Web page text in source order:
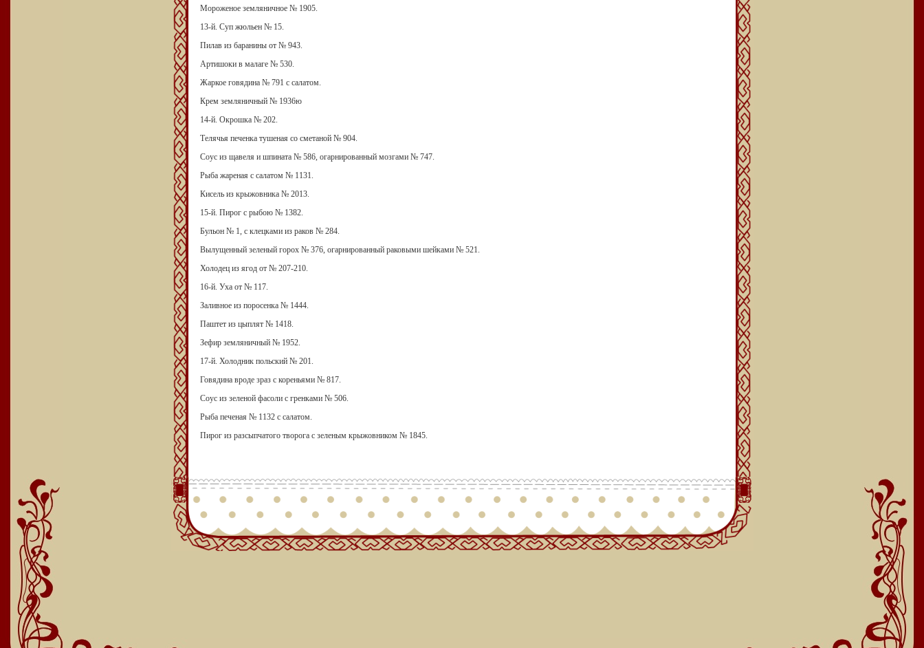
Мороженое земляничное № 1905.
13-й. Суп жюльен № 15.
Пилав из баранины от № 943.
Артишоки в малаге № 530.
Жаркое говядина № 791 с салатом.
Крем земляничный № 1936ю
14-й. Окрошка № 202.
Телячья печенка тушеная со сметаной № 904.
Соус из щавеля и шпината № 586, огарнированный мозгами № 747.
Рыба жареная с салатом № 1131.
Кисель из крыжовника № 2013.
15-й. Пирог с рыбою № 1382.
Бульон № 1, с клецками из раков № 284.
Вылущенный зеленый горох № 376, огарнированный раковыми шейками № 521.
Холодец из ягод от № 207-210.
16-й. Уха от № 117.
Заливное из поросенка № 1444.
Паштет из цыплят № 1418.
Зефир земляничный № 1952.
17-й. Холодник польский № 201.
Говядина вроде зраз с кореньями № 817.
Соус из зеленой фасоли с гренками № 506.
Рыба печеная № 1132 с салатом.
Пирог из разсыпчатого творога с зеленым крыжовником № 1845.